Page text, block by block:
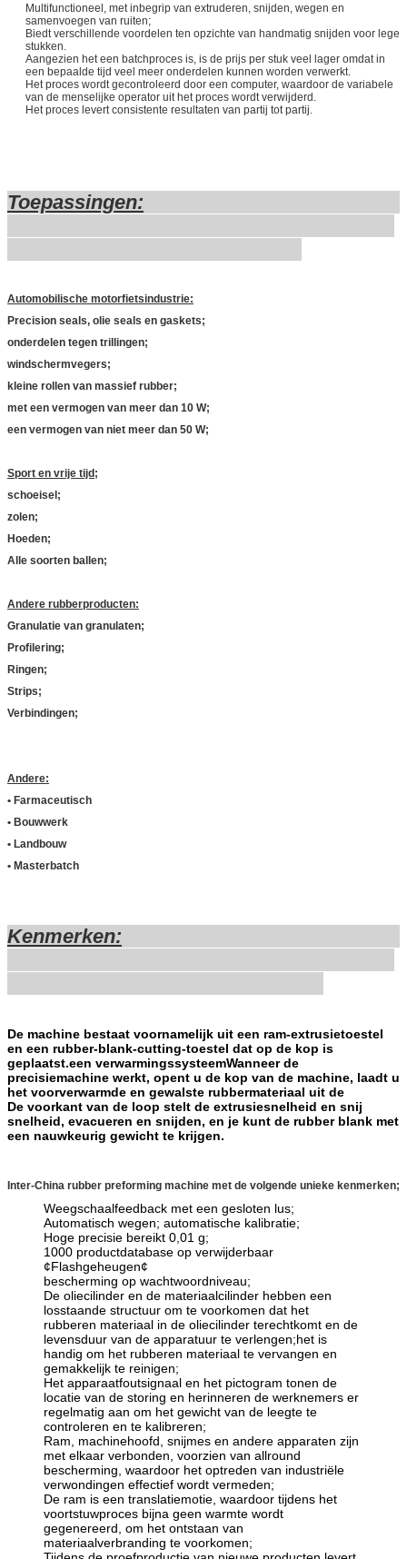
Multifunctioneel, met inbegrip van extruderen, snijden, wegen en
samenvoegen van ruiten;
Biedt verschillende voordelen ten opzichte van handmatig snijden voor lege
stukken.
Aangezien het een batchproces is, is de prijs per stuk veel lager omdat in
een bepaalde tijd veel meer onderdelen kunnen worden verwerkt.
Het proces wordt gecontroleerd door een computer, waardoor de variabele
van de menselijke operator uit het proces wordt verwijderd.
Het proces levert consistente resultaten van partij tot partij.
Toepassingen:
Automobilische motorfietsindustrie:
Precision seals, olie seals en gaskets;
onderdelen tegen trillingen;
windschermvegers;
kleine rollen van massief rubber;
met een vermogen van meer dan 10 W;
een vermogen van niet meer dan 50 W;
Sport en vrije tijd;
schoeisel;
zolen;
Hoeden;
Alle soorten ballen;
Andere rubberproducten:
Granulatie van granulaten;
Profilering;
Ringen;
Strips;
Verbindingen;
Andere:
• Farmaceutisch
• Bouwwerk
• Landbouw
• Masterbatch
Kenmerken:
De machine bestaat voornamelijk uit een ram-extrusietoestel
en een rubber-blank-cutting-toestel dat op de kop is
geplaatst.een verwarmingssysteemWanneer de
precisiemachine werkt, opent u de kop van de machine, laadt u
het voorverwarmde en gewalste rubbermateriaal uit de
De voorkant van de loop stelt de extrusiesnelheid en snij
snelheid, evacueren en snijden, en je kunt de rubber blank met
een nauwkeurig gewicht te krijgen.
Inter-China rubber preforming machine met de volgende unieke kenmerken;
Weegschaalfeedback met een gesloten lus;
Automatisch wegen; automatische kalibratie;
Hoge precisie bereikt 0,01 g;
1000 productdatabase op verwijderbaar
¢Flashgeheugen¢
bescherming op wachtwoordniveau;
De oliecilinder en de materiaalcilinder hebben een
losstaande structuur om te voorkomen dat het
rubberen materiaal in de oliecilinder terechtkomt en de
levensduur van de apparatuur te verlengen;het is
handig om het rubberen materiaal te vervangen en
gemakkelijk te reinigen;
Het apparaatfoutsignaal en het pictogram tonen de
locatie van de storing en herinneren de werknemers er
regelmatig aan om het gewicht van de leegte te
controleren en te kalibreren;
Ram, machinehoofd, snijmes en andere apparaten zijn
met elkaar verbonden, voorzien van allround
bescherming, waardoor het optreden van industriële
verwondingen effectief wordt vermeden;
De ram is een translatiemotie, waardoor tijdens het
voortstuwproces bijna geen warmte wordt
gegenereerd, om het ontstaan van
materiaalverbranding te voorkomen;